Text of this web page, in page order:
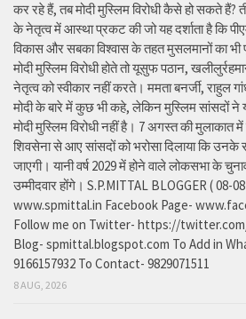
कर रहे हैं, तब मोदी मुस्लिम विरोधी कैसे हो सकते हैं?
के नेतृत्व में आस्था प्रकट की जो यह दर्शाता है कि
विकास और सबका विश्वास के तहत मुसलमानों का भी
मोदी मुस्लिम विरोधी होते तो यूसुफ पठान,
नेतृत्व को स्वीकार नहीं करते। ममता बनर्जी, राहुल
मोदी के बारे में कुछ भी कहे, लेकिन मुस्लिम सांसदों ने
मोदी मुस्लिम विरोधी नहीं है। 7 अगस्त की मुलाकात
शिवसेना से आए सांसदों को भरोसा दिलाया कि उनके
जाएगी। यानी वर्ष 2029 में होने वाले लोकसभा के
उम्मीदवार होंगे। S.P.MITTAL BLOGGER ( 08-
www.spmittal.in Facebook Page-
Follow me on Twitter- https://
Blog- spmittal.blogspot.com To Add in
9166157932 To Contact- 9829071511
8 AUG, 2026